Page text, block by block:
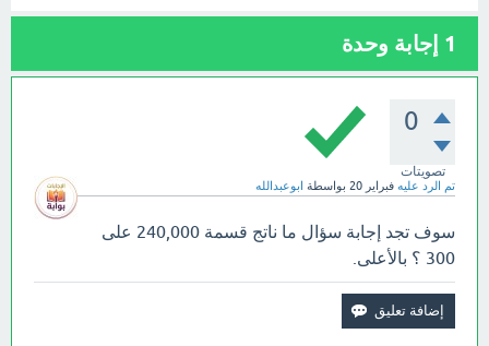
1 إجابة وحدة
0
تصويتات
تم الرد عليه فبراير 20 بواسطة ابوعبدالله
سوف تجد إجابة سؤال ما ناتج قسمة 240,000 على
300 ؟ بالأعلى.